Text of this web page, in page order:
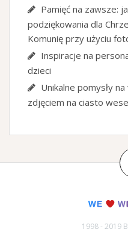
Pamięć na zawsze:
podziękowania dla
Komunię przy użyciu
Inspiracje na
dzieci
Unikalne pomysły
zdjęciem na ciasto
1998 - 2019